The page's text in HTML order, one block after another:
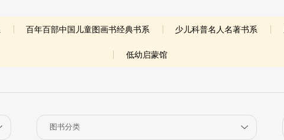
百年百部中国儿童图画书经典书系 少儿科普名人名著书系
低幼启蒙馆